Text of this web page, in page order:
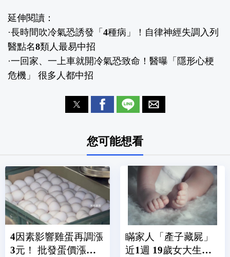
延伸閱讀：
·長時間吹冷氣恐誘發「4種病」！自律神經失調入列
醫點名8類人最易中招
·一回家、一上車就開冷氣恐致命！醫曝「隱形心梗
危機」 很多人都中招
您可能想看
4因素影響雞蛋再調漲
3元！ 批發蛋價漲到
瞞家人「產子藏屍」
近1週 19歲女大生涉